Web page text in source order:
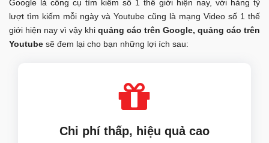
Google là công cụ tìm kiếm số 1 thế giới hiện nay, với hàng tỷ
lượt tìm kiếm mỗi ngày và Youtube cũng là mạng Video số 1 thế
giới hiện nay vì vậy khi quảng cáo trên Google, quảng cáo trên
Youtube sẽ đem lại cho bạn những lợi ích sau:
Chi phí thấp, hiệu quả cao